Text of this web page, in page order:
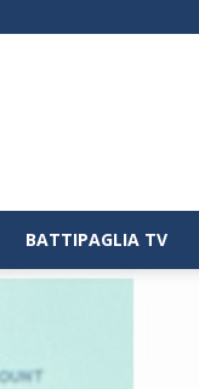
BATTIPAGLIA TV